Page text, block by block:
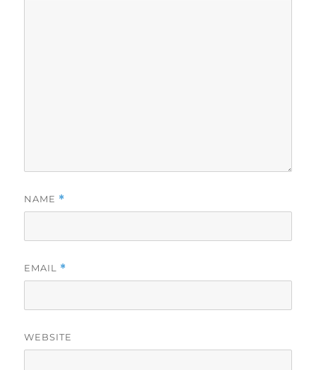
NAME *
EMAIL *
WEBSITE